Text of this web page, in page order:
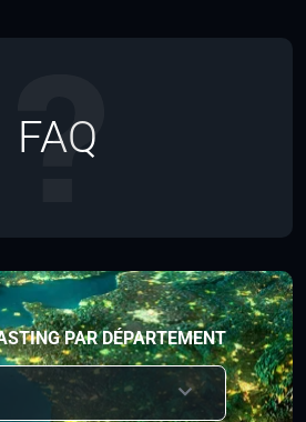
FAQ
PAR DÉPARTEMENT